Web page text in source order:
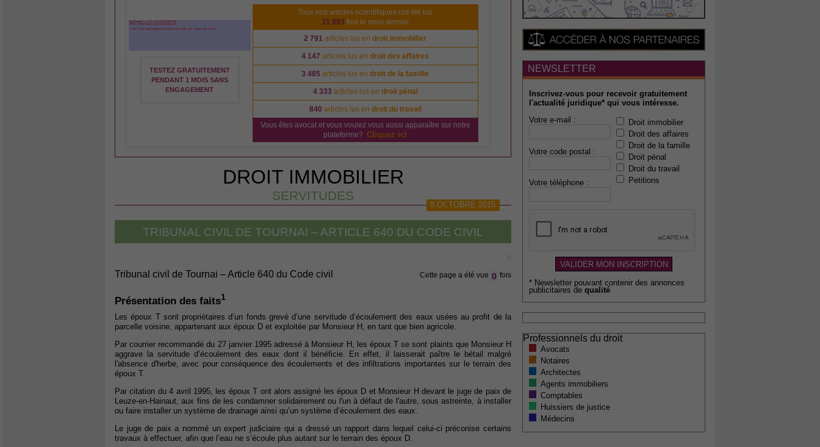
TESTEZ GRATUITEMENT
PENDANT 1 MOIS SANS
ENGAGEMENT
Tous nos articles scientifiques ont été lus
31 993 fois le mois dernier
2 791 articles lus endroit immobilier
4 147 articles lus endroit des affaires
3 485 articles lus endroit de la famille
4 333 articles lus en droit pénal
840 articles lus en droit du travail
Vous êtes avocat et vous voulez vous aussi apparaître sur notre
plateforme? Cliquez ici
DROIT IMMOBILIER
SERVITUDES
8 OCTOBRE 2015
TRIBUNAL CIVIL DE TOURNAI – ARTICLE 640 DU CODE CIVIL
Tribunal civil de Tournai – Article 640 du Code civil Cette page a été vue 0 fois
Présentation des faits1
Les époux T sont propriétaires d’un fonds grevé d’une servitude d’écoulement des eaux usées au profit de la
parcelle voisine, appartenant aux époux D et exploitée par Monsieur H, en tant que bien agricole.
Par courrier recommandé du 27 janvier 1995 adressé à Monsieur H, les époux T se sont plaints que Monsieur H
aggrave la servitude d’écoulement des eaux dont il bénéficie. En effet, il laisserait paître le bétail malgré
l'absence d'herbe, avec pour conséquence des écoulements et des infiltrations importantes sur le terrain des
époux T.
Par citation du 4 avril 1995, les époux T ont alors assigné les époux D et Monsieur H devant le juge de paix de
Leuze-en-Hainaut, aux fins de les condamner solidairement ou l'un à défaut de l'autre, sous astreinte, à installer
ou faire installer un système de drainage ainsi qu’un système d’écoulement des eaux.
Le juge de paix a nommé un expert judiciaire qui a dressé un rapport dans lequel celui-ci préconise certains
travaux à effectuer, afin que l’eau ne s’écoule plus autant sur le terrain des époux D.
NEWSLETTER
Inscrivez-vous pour recevoir gratuitement
l'actualité juridique* qui vous intéresse.
Votre e-mail :
Votre code postal :
Votre téléphone :
Droit immobilier
Droit des affaires
Droit de la famille
Droit pénal
Droit du travail
Petitions
* Newsletter pouvant contenir des annonces
publicitaires de qualité
Professionnels du droit
Avocats
Notaires
Architectes
Agents immobiliers
Comptables
Huissiers de justice
Médecins